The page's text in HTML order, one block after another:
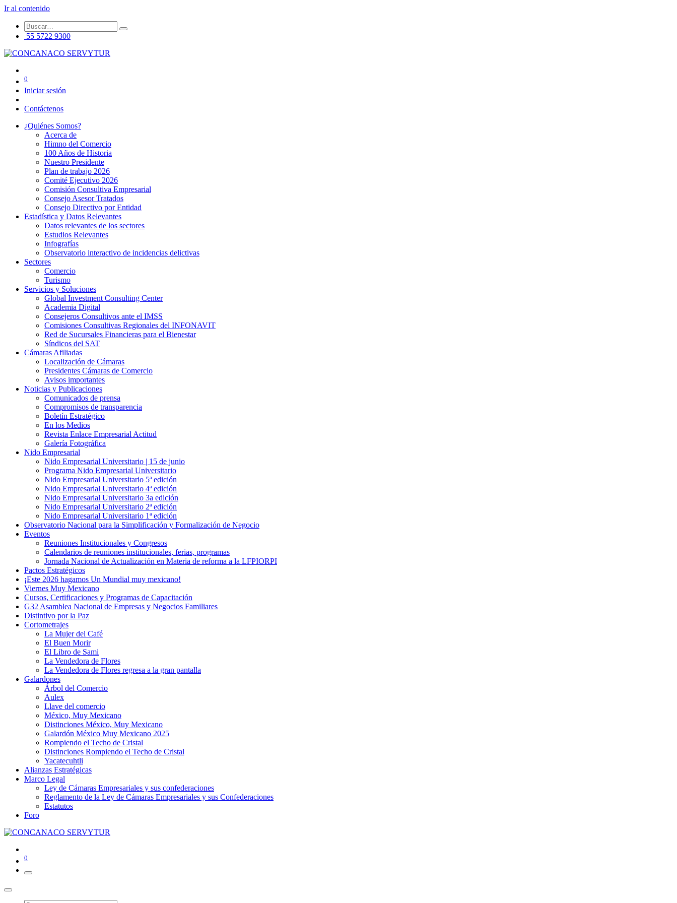
Ir al contenido
55 5722 9300
0
Iniciar sesión
Contáctenos
¿Quiénes Somos?
Acerca de
Himno del Comercio
100 Años de Historia
Nuestro Presidente
Plan de trabajo 2026
Comité Ejecutivo 2026
Comisión Consultiva Empresarial
Consejo Asesor Tratados
Consejo Directivo por Entidad
Estadística y Datos Relevantes
Datos relevantes de los sectores
Estudios Relevantes
Infografías
Observatorio interactivo de incidencias delictivas
Sectores
Comercio
Turismo
Servicios y Soluciones
Global Investment Consulting Center
Academia Digital
Consejeros Consultivos ante el IMSS
Comisiones Consultivas Regionales del INFONAVIT
Red de Sucursales Financieras para el Bienestar
Síndicos del SAT
Cámaras Afiliadas
Localización de Cámaras
Presidentes Cámaras de Comercio
Avisos importantes
Noticias y Publicaciones
Comunicados de prensa
Compromisos de transparencia
Boletín Estratégico
En los Medios
Revista Enlace Empresarial Actitud
Galería Fotográfica
Nido Empresarial
Nido Empresarial Universitario | 15 de junio
Programa Nido Empresarial Universitario
Nido Empresarial Universitario 5ª edición
Nido Empresarial Universitario 4ª edición
Nido Empresarial Universitario 3a edición
Nido Empresarial Universitario 2ª edición
Nido Empresarial Universitario 1ª edición
Observatorio Nacional para la Simplificación y Formalización de Negocio
Eventos
Reuniones Institucionales y Congresos
Calendarios de reuniones institucionales, ferias, programas
Jornada Nacional de Actualización en Materia de reforma a la LFPIORPI
Pactos Estratégicos
¡Este 2026 hagamos Un Mundial muy mexicano!
Viernes Muy Mexicano
Cursos, Certificaciones y Programas de Capacitación
G32 Asamblea Nacional de Empresas y Negocios Familiares
Distintivo por la Paz
Cortometrajes
La Mujer del Café
El Buen Morir
El Libro de Sami
La Vendedora de Flores
La Vendedora de Flores regresa a la gran pantalla
Galardones
Árbol del Comercio
Aulex
Llave del comercio
México, Muy Mexicano
Distinciones México, Muy Mexicano
Galardón México Muy Mexicano 2025
Rompiendo el Techo de Cristal
Distinciones Rompiendo el Techo de Cristal
Yacatecuhtli
Alianzas Estratégicas
Marco Legal
Ley de Cámaras Empresariales y sus confederaciones
Reglamento de la Ley de Cámaras Empresariales y sus Confederaciones
Estatutos
Foro
0